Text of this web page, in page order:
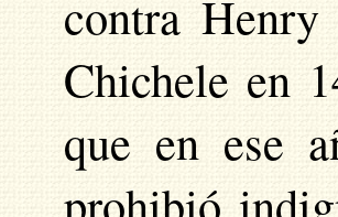
contra
Chichele en
que en ese